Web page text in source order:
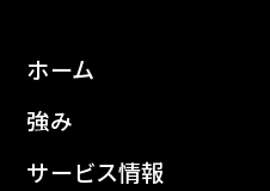
ホーム
強み
サービス情報